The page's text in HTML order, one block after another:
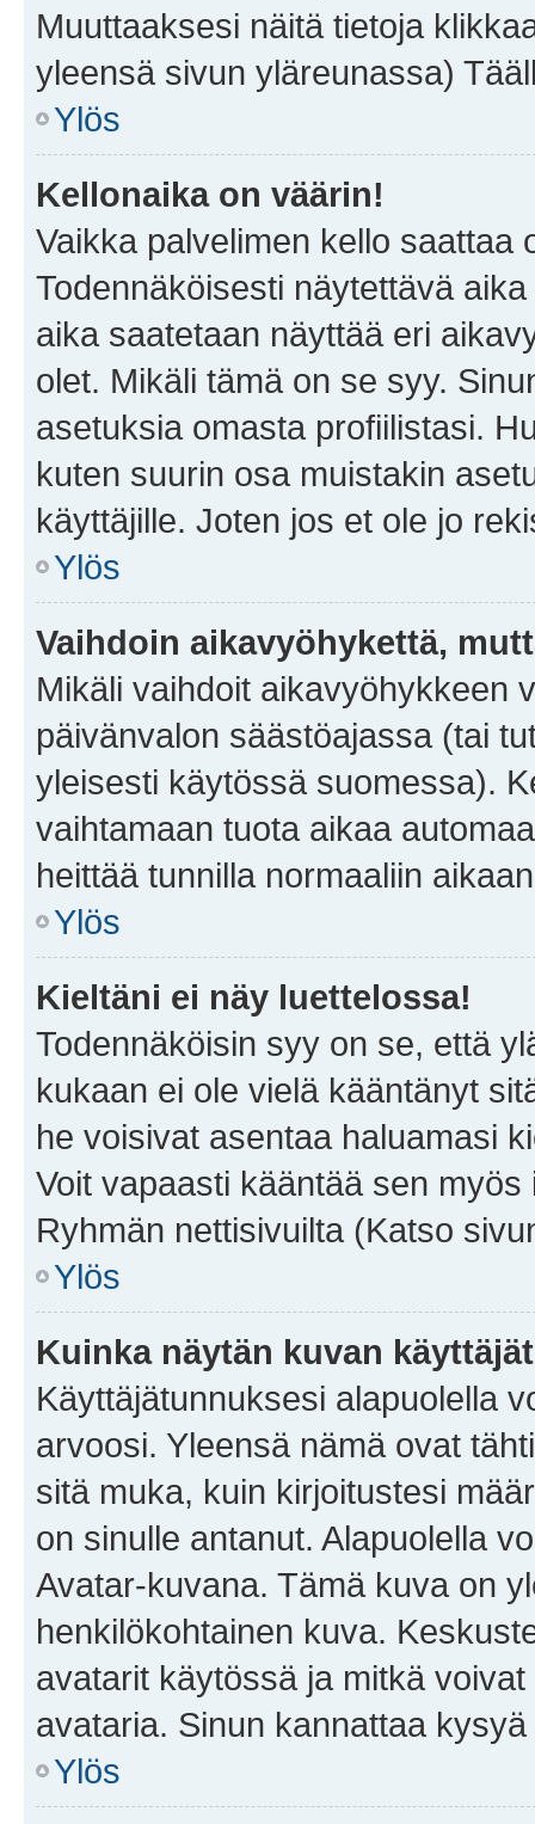
Muuttaaksesi näitä tietoja
yleensä sivun yläreunassa)
Ylös
Kellonaika on väärin!
Vaikka palvelimen kello saattaa
Todennäköisesti näytettävä
aika saatetaan näyttää eri
olet. Mikäli tämä on se syy.
asetuksia omasta profiilistasi.
kuten suurin osa muistakin
käyttäjille. Joten jos et ole jo
Ylös
Vaihdoin aikavyöhykettä,
Mikäli vaihdoit aikavyöhykkeen
päivänvalon säästöajassa (tai
yleisesti käytössä suomessa).
vaihtamaan tuota aikaa
heittää tunnilla normaaliin
Ylös
Kieltäni ei näy luettelossa!
Todennäköisin syy on se, että
kukaan ei ole vielä kääntänyt
he voisivat asentaa haluamasi
Voit vapaasti kääntää sen
Ryhmän nettisivuilta (Katso
Ylös
Kuinka näytän kuvan
Käyttäjätunnuksesi alapuolella
arvoosi. Yleensä nämä ovat
sitä muka, kuin kirjoitustesi
on sinulle antanut. Alapuolella
Avatar-kuvana. Tämä kuva on
henkilökohtainen kuva.
avatarit käytössä ja mitkä
avataria. Sinun kannattaa
Ylös